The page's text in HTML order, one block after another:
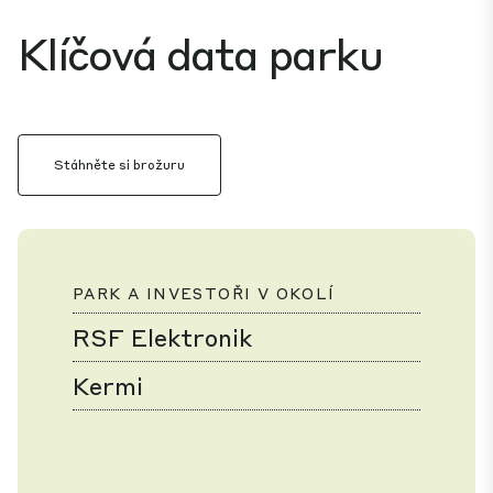
Klíčová data parku
Stáhněte si brožuru
PARK A INVESTOŘI V OKOLÍ
RSF Elektronik
Kermi